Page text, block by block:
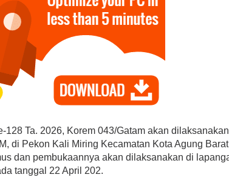
128 Ta. 2026, Korem 043/Gatam akan
di Pekon Kali Miring Kecamatan Kota Agung
dan pembukaannya akan dilaksanakan di
tanggal 22 April 202.
15 PK Golkar Tanggamus Resmi
Surati DPP, Tolak
Pemberhentian oleh Plt.
Di Daerah, Lampung, Politik | Juni 10, 2026 Di